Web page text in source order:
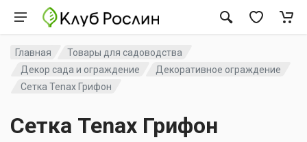
Главная
Товары для садоводства
Декор сада и ограждение
Декоративное ограждение
Сетка Tenax Грифон
Сетка Tenax Грифон